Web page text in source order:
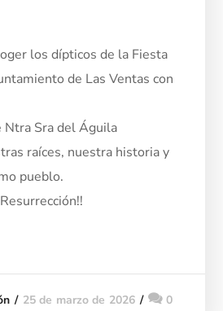
los dípticos de la Fiesta
de Las Ventas con
Ntra Sra del Águila
raíces, nuestra historia y
pueblo.
25 de marzo de 2026 0